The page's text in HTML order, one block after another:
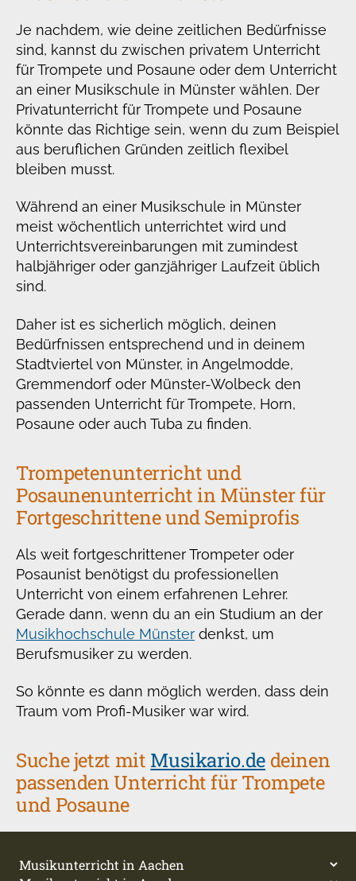
Je nachdem, wie deine zeitlichen Bedürfnisse
sind, kannst du zwischen privatem Unterricht
für Trompete und Posaune oder dem Unterricht
an einer Musikschule in Münster wählen. Der
Privatunterricht für Trompete und Posaune
könnte das Richtige sein, wenn du zum Beispiel
aus beruflichen Gründen zeitlich flexibel
bleiben musst.
Während an einer Musikschule in Münster
meist wöchentlich unterrichtet wird und
Unterrichtsvereinbarungen mit zumindest
halbjähriger oder ganzjähriger Laufzeit üblich
sind.
Daher ist es sicherlich möglich, deinen
Bedürfnissen entsprechend und in deinem
Stadtviertel von Münster, in Angelmodde,
Gremmendorf oder Münster-Wolbeck den
passenden Unterricht für Trompete, Horn,
Posaune oder auch Tuba zu finden.
Trompetenunterricht und
Posaunenunterricht in Münster für
Fortgeschrittene und Semiprofis
Als weit fortgeschrittener Trompeter oder
Posaunist benötigst du professionellen
Unterricht von einem erfahrenen Lehrer.
Gerade dann, wenn du an ein Studium an der
Musikhochschule Münster denkst, um
Berufsmusiker zu werden.
So könnte es dann möglich werden, dass dein
Traum vom Profi-Musiker war wird.
Suche jetzt mit Musikario.dedeinen
passenden Unterricht für Trompete
und Posaune